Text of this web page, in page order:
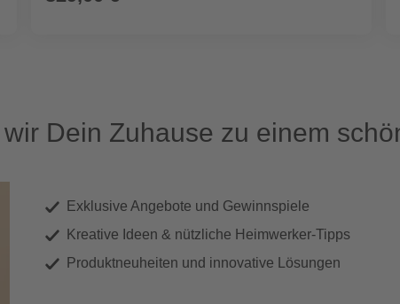
Dein Zuhause zu einem
Exklusive Angebote und Gewinnspiele
Kreative Ideen & nützliche Heimwerker-Tipps
Produktneuheiten und innovative Lösungen